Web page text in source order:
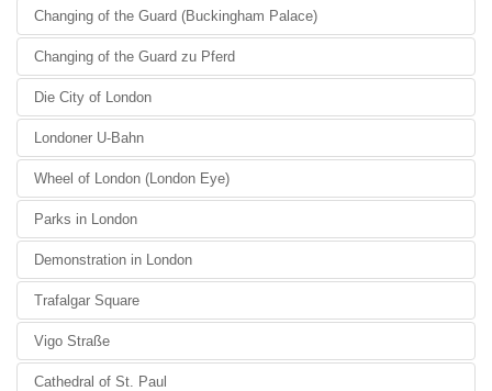
Changing of the Guard (Buckingham Palace)
Changing of the Guard zu Pferd
Die City of London
Londoner U-Bahn
Wheel of London (London Eye)
Parks in London
Demonstration in London
Trafalgar Square
Vigo Straße
Cathedral of St. Paul